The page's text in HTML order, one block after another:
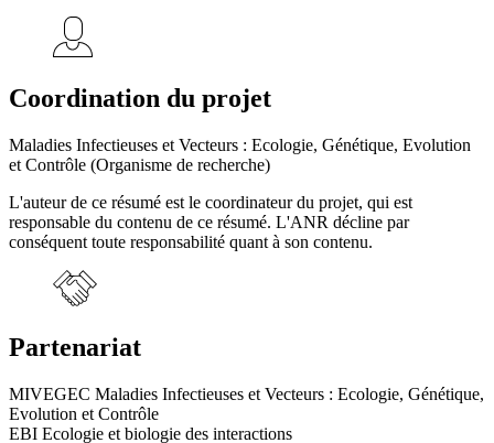
Coordination du projet
Maladies Infectieuses et Vecteurs : Ecologie, Génétique, Evolution
et Contrôle (Organisme de recherche)
L'auteur de ce résumé est le coordinateur du projet, qui est
responsable du contenu de ce résumé. L'ANR décline par
conséquent toute responsabilité quant à son contenu.
Partenariat
MIVEGEC Maladies Infectieuses et Vecteurs : Ecologie, Génétique,
Evolution et Contrôle
EBI Ecologie et biologie des interactions